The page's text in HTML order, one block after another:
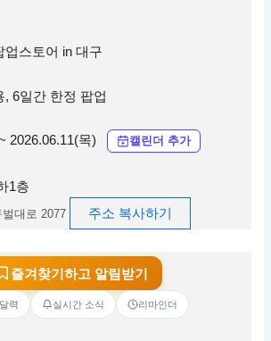
업스토어 in 대구
, 6일간 한정 팝업
2026.06.11(목) 캘린더 추가
1층
대로 2077 주소 복사하기
즐겨찾기하고 알림받기
력 실시간 소식 리마인더